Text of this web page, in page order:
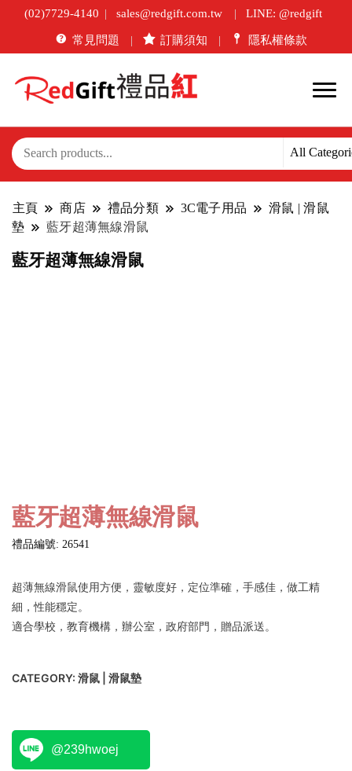
(02)7729-4140 sales@redgift.com.tw LINE: @redgift
常見問題 訂購須知 隱私權條款
主頁 商店 禮品分類 3C電子用品
滑鼠 | 滑鼠
墊
藍牙超薄無線滑鼠
藍牙超薄無線滑鼠
藍牙超薄無線滑鼠
禮品編號: 26541
超薄無線滑鼠使用方便，靈敏度好，定位準確，手感佳，做工精
細，性能穩定。
適合學校，教育機構，辦公室，政府部門，贈品派送。
CATEGORY: 滑鼠 | 滑鼠墊
@239hwoej